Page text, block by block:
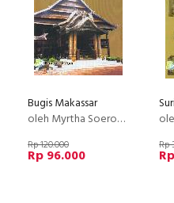
Bugis Makassar
oleh Myrtha Soeroto
Rp 120.000
Rp 96.000
oleh
Rp